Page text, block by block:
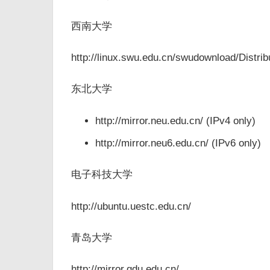
西南大学
http://linux.swu.edu.cn/swudownload/
东北大学
http://mirror.neu.edu.cn/ (IPv4 only)
http://mirror.neu6.edu.cn/ (IPv6 only)
电子科技大学
http://ubuntu.uestc.edu.cn/
青岛大学